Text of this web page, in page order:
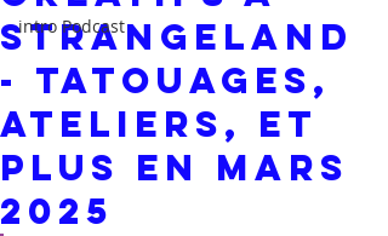
intro Podcast
Strangeland
- Tatouages,
Ateliers, et
Plus en Mars
2025